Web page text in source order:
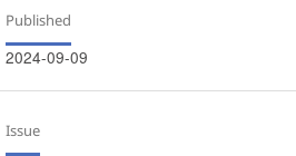
Published
2024-09-09
Issue